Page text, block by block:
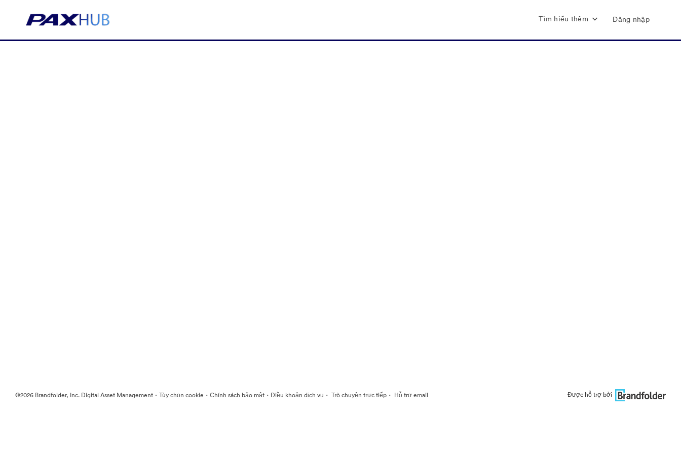
Tìm hiểu thêm Đăng nhập
©2026 Brandfolder, Inc. Digital Asset Management · Tùy chọn cookie · Chính sách bảo mật · Điều khoản dịch vụ · Trò chuyện trực tiếp · Hỗ trợ email Được hỗ trợ bởi